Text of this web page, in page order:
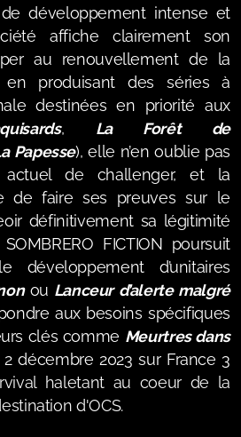
développement intense et
affiche clairement son
au renouvellement de la
en produisant des séries à
destinées en priorité aux
, La Forêt de
Papesse), elle n’en oublie pas
de challenger, et la
de faire ses preuves sur le
définitivement sa légitimité
FICTION poursuit
développement d’unitaires
ou Lanceur d’alerte malgré
aux besoins spécifiques
clés comme Meurtres dans
décembre 2023 sur France 3
haletant au coeur de la
d'OCS.